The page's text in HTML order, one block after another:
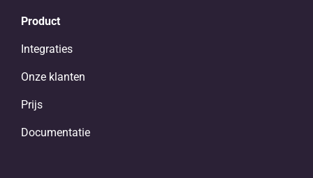
Product
Integraties
Onze klanten
Prijs
Documentatie